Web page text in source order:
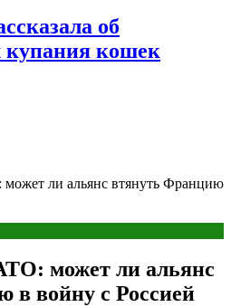
об
купания кошек
ли альянс втянуть Францию
может ли альянс
в войну с Россией